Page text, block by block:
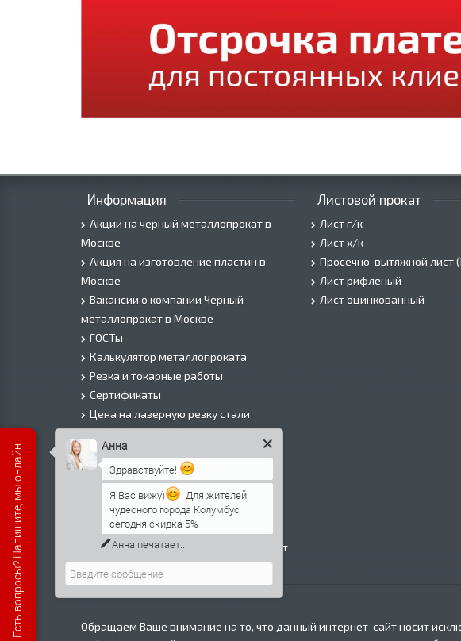
Информация
Акции на черный металлопрокат в
Москве
Акция на изготовление пластин в
Москве
Вакансии о компании Черный
металлопрокат в Москве
ГОСТы
Калькулятор металлопроката
Резка и токарные работы
Сертификаты
Цена на лазерную резку стали
Цена на плазменую резку стали
Цена на резку газом или болгаркой
О Компании
Информация о доставке
Политика безопасности
Контакты
Прайс лист на черный металлопрокат
в Москве
Листовой прокат
Лист г/к
Лист х/к
Просечно-вытяжной лист
Лист рифленый
Лист оцинкованный
Обращаем Ваше внимание на то, что данный интернет-сайт носит
Есть вопросы? Напишите, мы онлайн Анна
Здравствуйте!
Я Вас вижу)
. Для жителей
чудесного города Колумбус
сегодня скидка 5%
Анна печатает...